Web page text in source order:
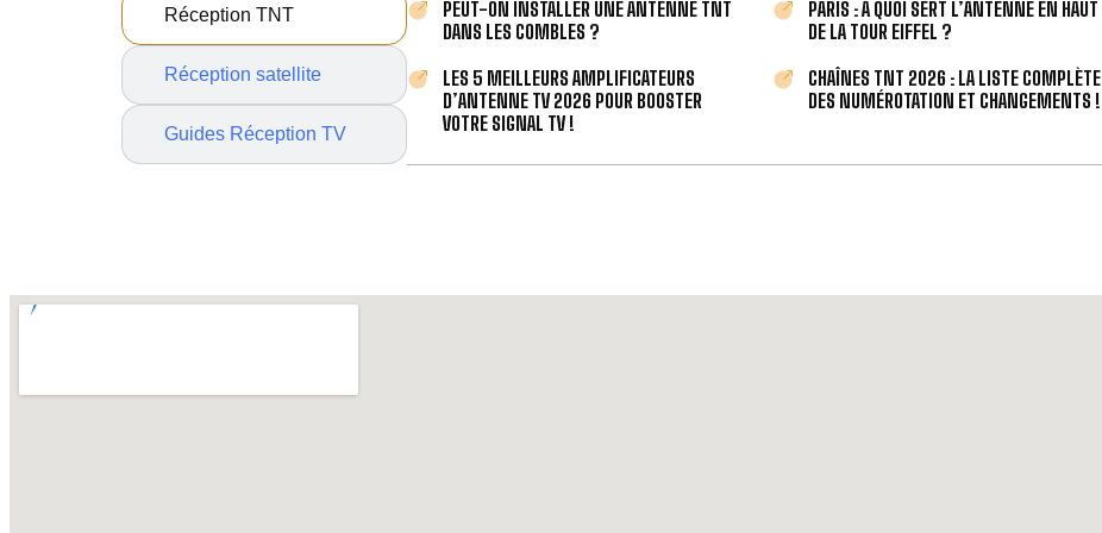
Réception TNT
Réception satellite
Guides Réception TV
PEUT-ON INSTALLER UNE ANTENNE TNT
DANS LES COMBLES ?
PARIS : À QUOI SERT L’ANTENNE EN HAUT
DE LA TOUR EIFFEL ?
LES 5 MEILLEURS AMPLIFICATEURS
D’ANTENNE TV 2026 POUR BOOSTER
VOTRE SIGNAL TV !
CHAÎNES TNT 2026 : LA LISTE COMPLÈTE
DES NUMÉROTATION ET CHANGEMENTS !